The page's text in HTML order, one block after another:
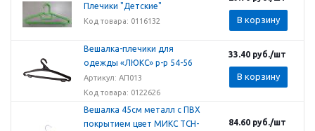
Плечики "Детские"
Код товара: 0116132 В корзину
Вешалка-плечики для
одежды «ЛЮКС» р-р 54-56
Артикул: АП013
Код товара: 0122626
33.40 руб./шт
В корзину
Вешалка 45см металл с ПВХ
покрытием цвет МИКС TCH-
84.60 руб./шт